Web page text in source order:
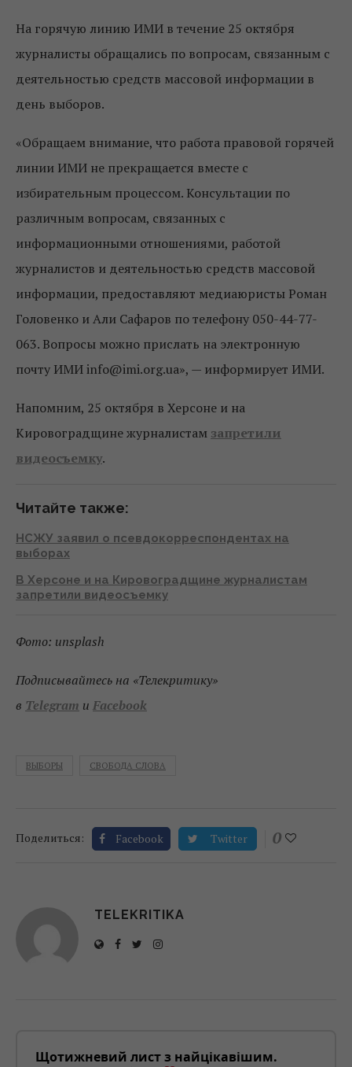
На горячую линию ИМИ в течение 25 октября
журналисты обращались по вопросам, связанным с
деятельностью средств массовой информации в
день выборов.
«Обращаем внимание, что работа правовой горячей
линии ИМИ не прекращается вместе с
избирательным процессом. Консультации по
различным вопросам, связанных с
информационными отношениями, работой
журналистов и деятельностью средств массовой
информации, предоставляют медиаюристы Роман
Головенко и Али Сафаров по телефону 050-44-77-
063. Вопросы можно прислать на электронную
почту ИМИ info@imi.org.ua», — информирует ИМИ.
Напомним, 25 октября в Херсоне и на
Кировоградщине журналистам запретили
видеосъемку.
Читайте также:
НСЖУ заявил о псевдокорреспондентах на
выборах
В Херсоне и на Кировоградщине журналистам
запретили видеосъемку
Фото: unsplash
Подписывайтесь на «Телекритику»
в Telegram и Facebook
ВЫБОРЫ СВОБОДА СЛОВА
Поделиться: Facebook Twitter 0
TELEKRITIKA
Щотижневий лист з найцікавішим.